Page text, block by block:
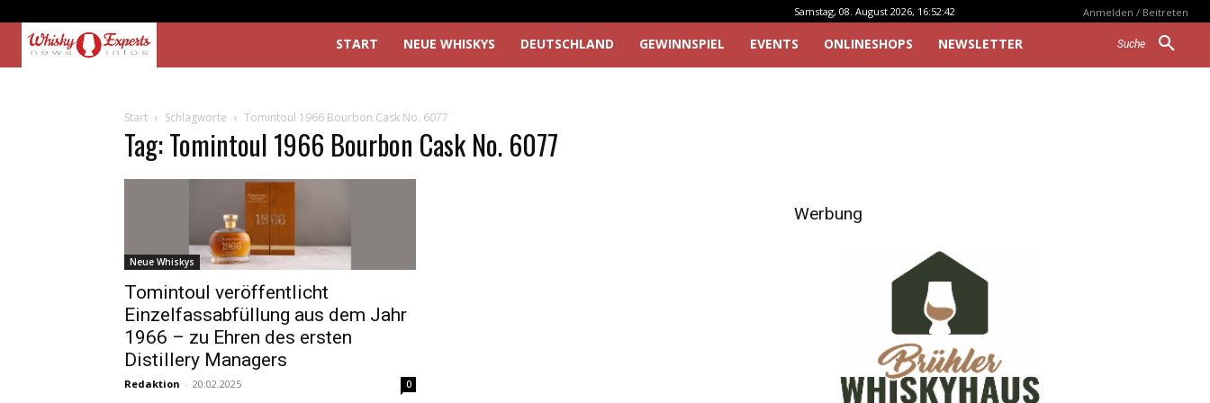
Samstag, 08. August 2026, 16:52:42 Anmelden / Beitreten
Suche
START NEUE WHISKYS DEUTSCHLAND GEWINNSPIEL EVENTS ONLINESHOPS NEWSLETTER
Start Schlagworte Tomintoul 1966 Bourbon Cask No. 6077
Tag: Tomintoul 1966 Bourbon Cask No. 6077
Neue Whiskys
Tomintoul veröffentlicht
Einzelfassabfüllung aus dem Jahr
1966 – zu Ehren des ersten
Distillery Managers
Redaktion - 20.02.2025 0
Werbung